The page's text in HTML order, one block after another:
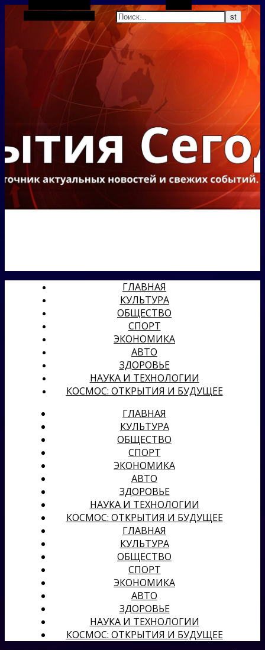
Боковая панель
ГЛАВНАЯ
КУЛЬТУРА
ОБЩЕСТВО
СПОРТ
ЭКОНОМИКА
АВТО
ЗДОРОВЬЕ
НАУКА И ТЕХНОЛОГИИ
КОСМОС: ОТКРЫТИЯ И БУДУЩЕЕ
ГЛАВНАЯ
КУЛЬТУРА
ОБЩЕСТВО
СПОРТ
ЭКОНОМИКА
АВТО
ЗДОРОВЬЕ
НАУКА И ТЕХНОЛОГИИ
КОСМОС: ОТКРЫТИЯ И БУДУЩЕЕ
ГЛАВНАЯ
КУЛЬТУРА
ОБЩЕСТВО
СПОРТ
ЭКОНОМИКА
АВТО
ЗДОРОВЬЕ
НАУКА И ТЕХНОЛОГИИ
КОСМОС: ОТКРЫТИЯ И БУДУЩЕЕ